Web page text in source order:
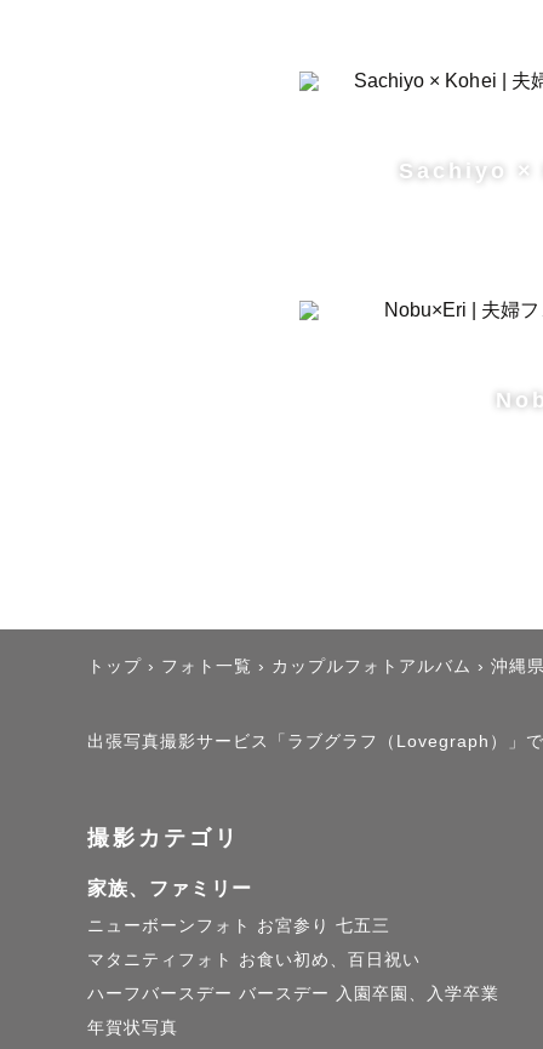
Sachiyo ×
トップ › フォト一覧 › カップルフォトアルバム › 沖縄
出張写真撮影サービス「ラブグラフ（Lovegraph）」
撮影カテゴリ
家族、ファミリー
ニューボーンフォト お宮参り 七五三
マタニティフォト
お食い初め、百日祝い
ハーフバースデー バースデー
入園卒園、入学卒業
年賀状写真